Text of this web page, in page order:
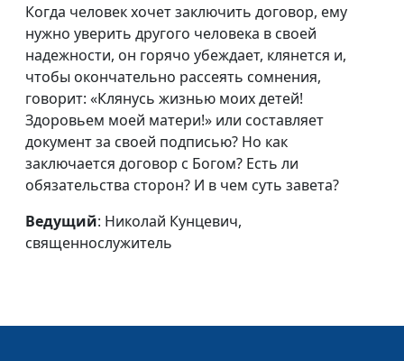
Спаситель мира,
Которого не узнали
Максим Каминский,
священнослужитель
Почему Бог услышал
царя Езекию?
Максим Каминский,
священнослужитель
Вечная жизнь в
Царстве Божьем
Максим Каминский,
священнослужитель
Благословения
терпения
священнослужитель
Истинная свобода
Максим Каминский,
#190
Когда человек хочет заключить договор, ему
нужно уверить другого человека в своей
надежности, он горячо убеждает, клянется и,
чтобы окончательно рассеять сомнения,
говорит: «Клянусь жизнью моих детей!
Здоровьем моей матери!» или составляет
документ за своей подписью? Но как
заключается договор с Богом? Есть ли
обязательства сторон? И в чем суть завета?
Ведущий: Николай Кунцевич,
священнослужитель